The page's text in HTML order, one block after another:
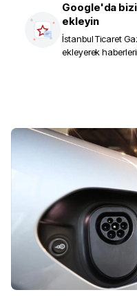
Google'da
ekleyin
İstanbul Ticaret
ekleyerek